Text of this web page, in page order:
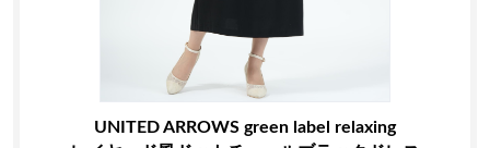
UNITED ARROWS green label relaxing